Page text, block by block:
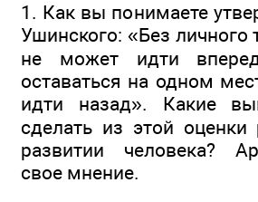
1. Как вы понимаете
Ушинского: «Без личного
не может идти
оставаться на одном
идти назад». Какие
сделать из этой оценки
развитии человека?
свое мнение.